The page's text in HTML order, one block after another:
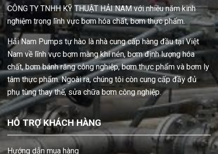
CÔNG TY TNHH KỸ THUẬT HẢI NAM với nhiều năm kinh
nghiệm trong lĩnh vực bơm hóa chất, bơm thực phẩm.
Hải Nam Pumps tự hào là nhà cung cấp hàng đầu tại Việt
Nam về lĩnh vực bơm màng khí nén, bơm định lượng hóa
chất, bơm bánh răng công nghiệp, bơm thực phẩm và bơm ly
tâm thực phẩm. Ngoài ra, chúng tôi còn cung cấp đầy đủ
phụ tùng thay thế, sửa chữa bơm công nghiệp.
HỖ TRỢ KHÁCH HÀNG
Hướng dẫn mua hàng